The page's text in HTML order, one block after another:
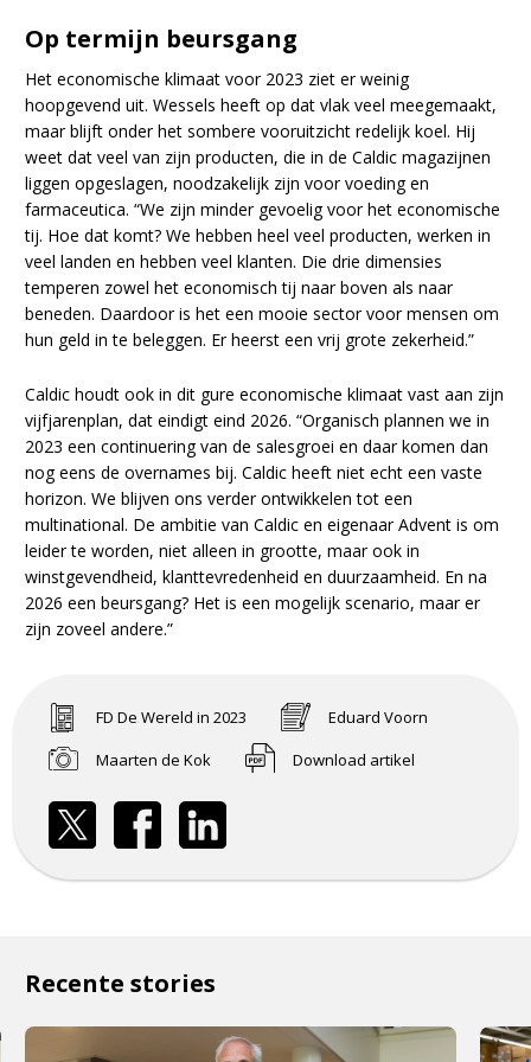
Op termijn beursgang
Het economische klimaat voor 2023 ziet er weinig
hoopgevend uit. Wessels heeft op dat vlak veel meegemaakt,
maar blijft onder het sombere vooruitzicht redelijk koel. Hij
weet dat veel van zijn producten, die in de Caldic magazijnen
liggen opgeslagen, noodzakelijk zijn voor voeding en
farmaceutica. “We zijn minder gevoelig voor het economische
tij. Hoe dat komt? We hebben heel veel producten, werken in
veel landen en hebben veel klanten. Die drie dimensies
temperen zowel het economisch tij naar boven als naar
beneden. Daardoor is het een mooie sector voor mensen om
hun geld in te beleggen. Er heerst een vrij grote zekerheid.”
Caldic houdt ook in dit gure economische klimaat vast aan zijn
vijfjarenplan, dat eindigt eind 2026. “Organisch plannen we in
2023 een continuering van de salesgroei en daar komen dan
nog eens de overnames bij. Caldic heeft niet echt een vaste
horizon. We blijven ons verder ontwikkelen tot een
multinational. De ambitie van Caldic en eigenaar Advent is om
leider te worden, niet alleen in grootte, maar ook in
winstgevendheid, klanttevredenheid en duurzaamheid. En na
2026 een beursgang? Het is een mogelijk scenario, maar er
zijn zoveel andere.”
FD De Wereld in 2023
Eduard Voorn
Maarten de Kok
Download artikel
Recente stories